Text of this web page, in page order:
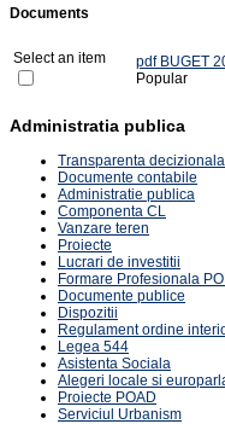
Documents
Select an item pdf BUGET
Popular
Administratia publica
Transparenta decizionala
Documente contabile
Administratie publica
Componenta CL
Vanzare teren
Proiecte
Lucrari de investitii
Formare Profesionala
Documente publice
Dispozitii
Regulament ordine
Legea 544
Asistenta Sociala
Alegeri locale si
Proiecte POAD
Serviciul Urbanism